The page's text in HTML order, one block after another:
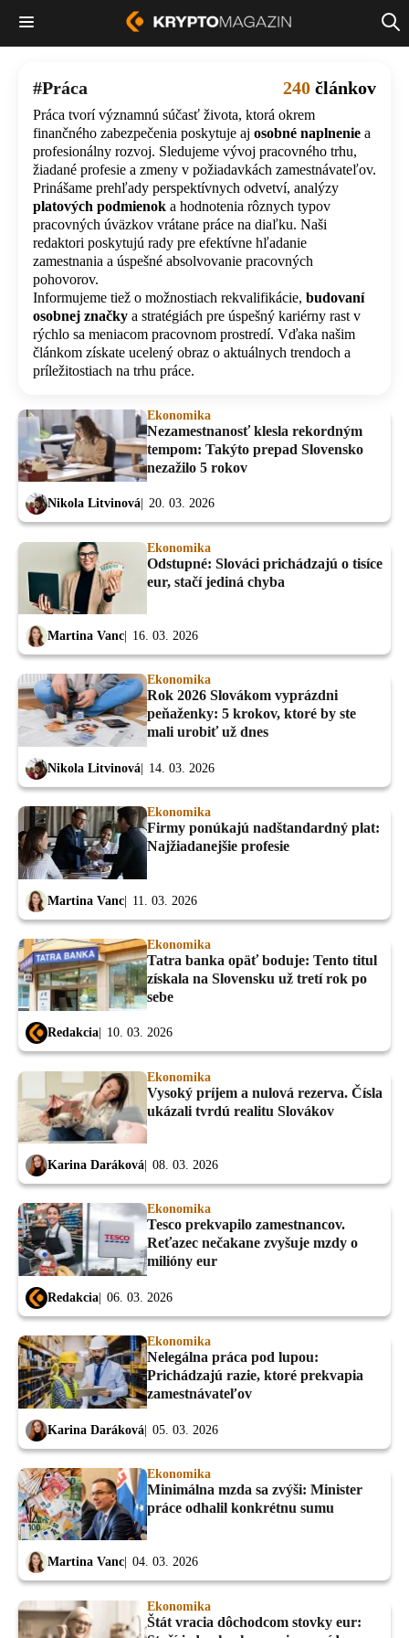
Práca 240 článkov
Práca tvorí významnú súčasť života, ktorá okrem
finančného zabezpečenia poskytuje aj osobné naplnenie a
profesionálny rozvoj. Sledujeme vývoj pracovného trhu,
žiadané profesie a zmeny v požiadavkách zamestnávateľov.
Prinášame prehľady perspektívnych odvetví, analýzy
platových podmienok a hodnotenia rôznych typov
pracovných úväzkov vrátane práce na diaľku. Naši
redaktori poskytujú rady pre efektívne hľadanie
zamestnania a úspešné absolvovanie pracovných
pohovorov.
Informujeme tiež o možnostiach rekvalifikácie, budovaní
osobnej značky a stratégiách pre úspešný kariérny rast v
rýchlo sa meniacom pracovnom prostredí. Vďaka našim
článkom získate ucelený obraz o aktuálnych trendoch a
príležitostiach na trhu práce.
Ekonomika
Nezamestnanosť klesla rekordným
tempom: Takýto prepad Slovensko
nezažilo 5 rokov
Nikola Litvinová 20. 03. 2026
Ekonomika
Odstupné: Slováci prichádzajú o tisíce
eur, stačí jediná chyba
Martina Vanc 16. 03. 2026
Ekonomika
Rok 2026 Slovákom vyprázdni
peňaženky: 5 krokov, ktoré by ste
mali urobiť už dnes
Nikola Litvinová 14. 03. 2026
Ekonomika
Firmy ponúkajú nadštandardný plat:
Najžiadanejšie profesie
Martina Vanc 11. 03. 2026
Ekonomika
Tatra banka opäť boduje: Tento titul
získala na Slovensku už tretí rok po
sebe
Redakcia 10. 03. 2026
Ekonomika
Vysoký príjem a nulová rezerva. Čísla
ukázali tvrdú realitu Slovákov
Karina Daráková 08. 03. 2026
Ekonomika
Tesco prekvapilo zamestnancov.
Reťazec nečakane zvyšuje mzdy o
milióny eur
Redakcia 06. 03. 2026
Ekonomika
Nelegálna práca pod lupou:
Prichádzajú razie, ktoré prekvapia
zamestnávateľov
Karina Daráková 05. 03. 2026
Ekonomika
Minimálna mzda sa zvýši: Minister
práce odhalil konkrétnu sumu
Martina Vanc 04. 03. 2026
Ekonomika
Štát vracia dôchodcom stovky eur: